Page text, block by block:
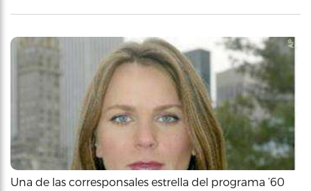
Una de las corresponsales estrella del programa ’60